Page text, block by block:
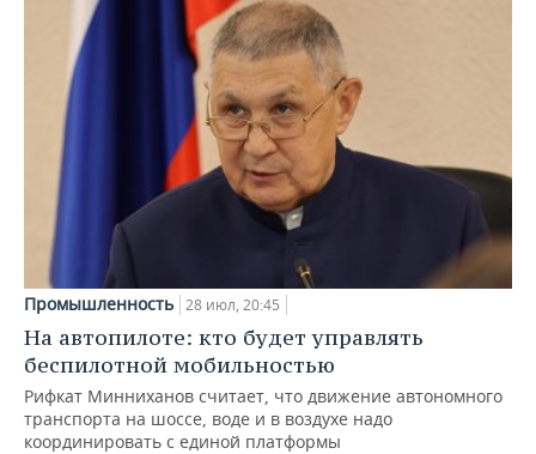
Промышленность 28 июл, 20:45
На автопилоте: кто будет управлять
беспилотной мобильностью
Рифкат Минниханов считает, что движение автономного
транспорта на шоссе, воде и в воздухе надо
координировать с единой платформы